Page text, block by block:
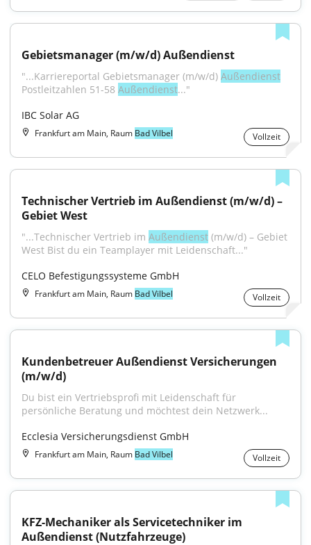
Gebietsmanager (m/w/d) Außendienst
"...Karriereportal Gebietsmanager (m/w/d) Außendienst
Postleitzahlen 51-58 Außendienst..."
IBC Solar AG
Frankfurt am Main, Raum Bad Vilbel Vollzeit
Technischer Vertrieb im Außendienst (m/w/d) –
Gebiet West
"...Technischer Vertrieb im Außendienst (m/w/d) – Gebiet
West Bist du ein Teamplayer mit Leidenschaft..."
CELO Befestigungssysteme GmbH
Frankfurt am Main, Raum Bad Vilbel Vollzeit
Kundenbetreuer Außendienst Versicherungen
(m/w/d)
Du bist ein Vertriebsprofi mit Leidenschaft für
persönliche Beratung und möchtest dein Netzwerk...
Ecclesia Versicherungsdienst GmbH
Frankfurt am Main, Raum Bad Vilbel Vollzeit
KFZ-Mechaniker als Servicetechniker im
Außendienst (Nutzfahrzeuge)